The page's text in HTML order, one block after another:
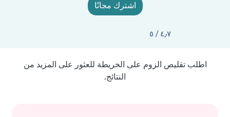
اشترك مجانًا
٤٫٧ / ٥
اطلب تقليص الزوم على الخريطة للعثور على المزيد من
النتائج.